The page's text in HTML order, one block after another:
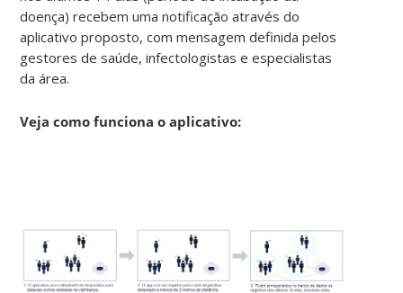
doença) recebem uma notificação através do
aplicativo proposto, com mensagem definida pelos
gestores de saúde, infectologistas e especialistas
da área.
Veja como funciona o aplicativo: